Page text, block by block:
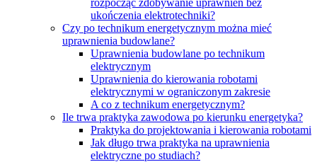
rozpocząć zdobywanie uprawnień bez
ukończenia elektrotechniki?
Czy po technikum energetycznym można mieć
uprawnienia budowlane?
Uprawnienia budowlane po technikum
elektrycznym
Uprawnienia do kierowania robotami
elektrycznymi w ograniczonym zakresie
A co z technikum energetycznym?
Ile trwa praktyka zawodowa po kierunku energetyka?
Praktyka do projektowania i kierowania robotami
Jak długo trwa praktyka na uprawnienia
elektryczne po studiach?